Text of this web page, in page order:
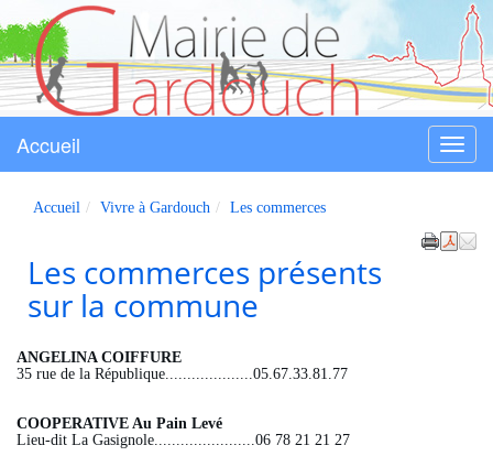
Gardouch Menu
Accueil
Accueil Vivre à Gardouch Les commerces
Les commerces présents
sur la commune
ANGELINA COIFFURE
35 rue de la République....................05.67.33.81.77
COOPERATIVE Au Pain Levé
Lieu-dit La Gasignole.......................06 78 21 21 27